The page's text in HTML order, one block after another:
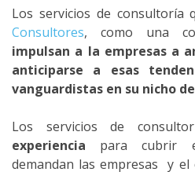
Los servicios de consultoría
Consultores, como una
impulsan a la empresas a
anticiparse a esas
vanguardistas en su nicho
Los servicios de
experiencia para cubrir
demandan las empresas
y el